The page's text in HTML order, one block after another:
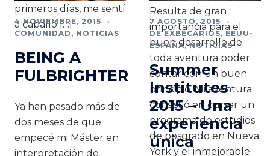
primeros días, me sentí
a caballo […]
Resulta de gran
importancia para el
buen desarrollo de
toda aventura poder
contar con un buen
principio. Mi aventura
consistió en cursar un
programa de estudios
de posgrado en Nueva
York y el inmejorable
4 NOVIEMBRE, 2015
COMUNIDAD , NOTICIAS
BEING A
FULBRIGHTER
Ya han pasado más de
dos meses de que
empecé mi Máster en
interpretación de
7 AGOSTO, 2015
DE EXBECARIOS, EEUU-
ESPAÑA,NOTICIAS
Summer
Institutes
2015 – Una
experiencia
única